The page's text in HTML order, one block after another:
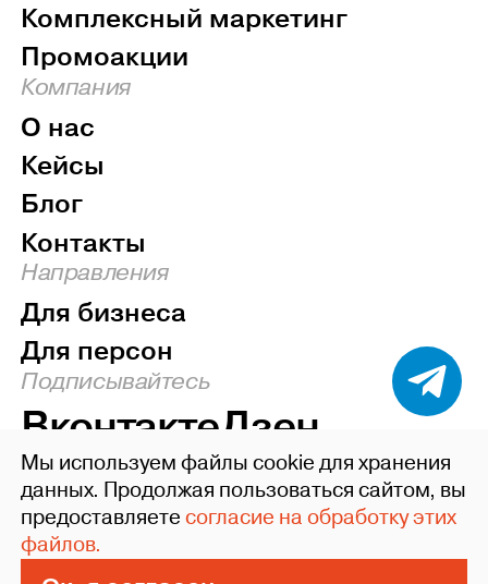
Комплексный маркетинг
Промоакции
Компания
О нас
Кейсы
Блог
Контакты
Направления
Для бизнеса
Для персон
Подписывайтесь
ВконтактеДзен
Наверх
©2004-26 ideafixgroup
Политика конфиденциальности
Пользовательское соглашение
Мы используем файлы cookie для хранения
данных. Продолжая пользоваться сайтом, вы
предоставляетесогласие на обработку этих
файлов.